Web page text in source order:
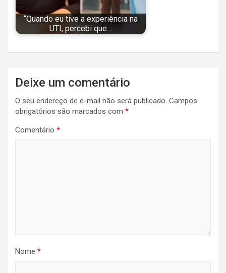
“Quando eu tive a experiência na
UTI, percebi que…
Navegação
de
Post
Deixe um comentário
O seu endereço de e-mail não será publicado. Campos
obrigatórios são marcados com *
Comentário *
Nome *